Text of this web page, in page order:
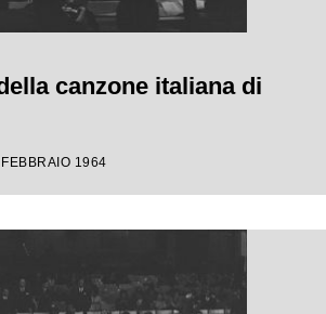
canzone italiana di
1964